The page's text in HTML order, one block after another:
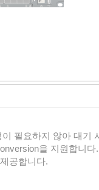
필요하지 않아 대기
을 지원합니
공합니다.